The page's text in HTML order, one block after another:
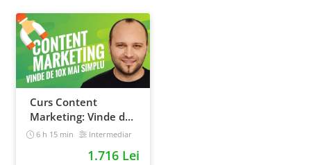
Curs Content
Marketing: Vinde de
10x mai simplu
6 h 15 min Intermediar
1.716 Lei